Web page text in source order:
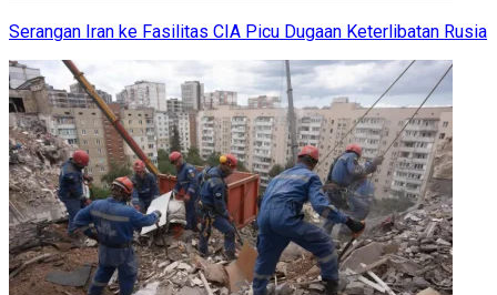
Serangan Iran ke Fasilitas CIA Picu Dugaan Keterlibatan Rusia